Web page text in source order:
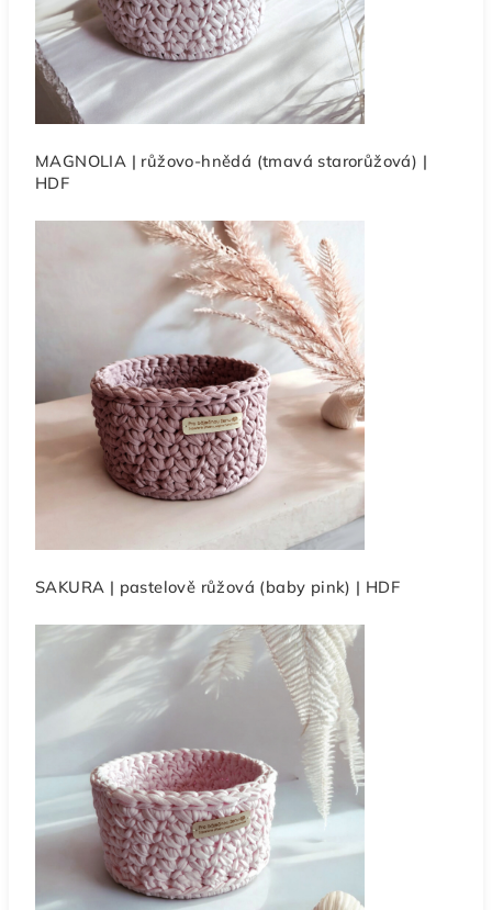
MAGNOLIA | růžovo-hnědá (tmavá starorůžová) |
HDF
SAKURA | pastelově růžová (baby pink) | HDF